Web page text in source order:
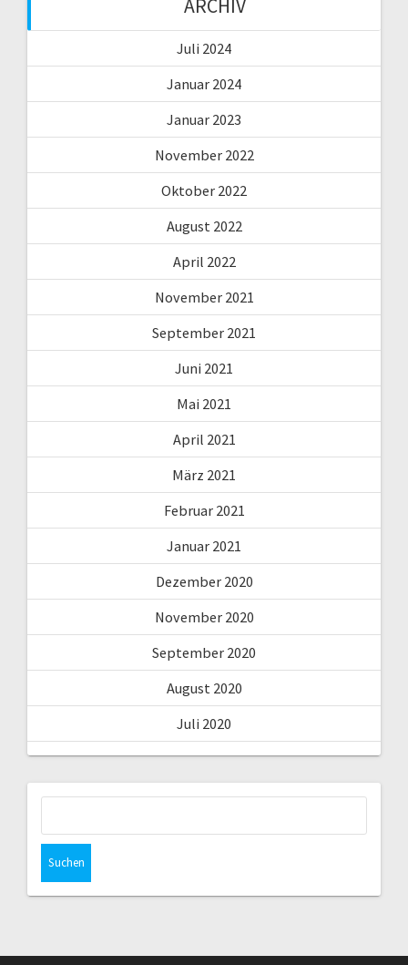
ARCHIV
Juli 2024
Januar 2024
Januar 2023
November 2022
Oktober 2022
August 2022
April 2022
November 2021
September 2021
Juni 2021
Mai 2021
April 2021
März 2021
Februar 2021
Januar 2021
Dezember 2020
November 2020
September 2020
August 2020
Juli 2020